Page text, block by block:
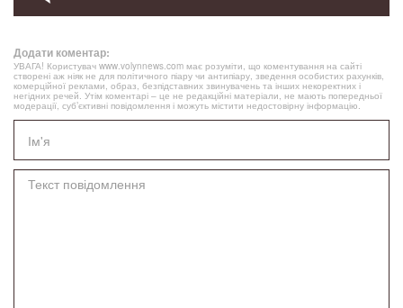
Додати коментар:
УВАГА! Користувач www.volynnews.com має розуміти, що коментування на сайті
створені аж ніяк не для політичного піару чи антипіару, зведення особистих рахунків,
комерційної реклами, образ, безпідставних звинувачень та інших некоректних і
негідних речей. Утім коментарі – це не редакційні матеріали, не мають попередньої
модерації, суб’єктивні повідомлення і можуть містити недостовірну інформацію.